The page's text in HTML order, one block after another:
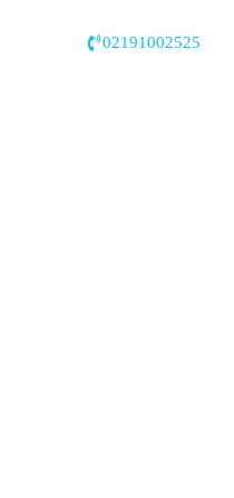
02191002525